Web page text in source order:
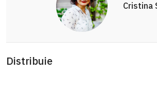
Cristina
Distribuie